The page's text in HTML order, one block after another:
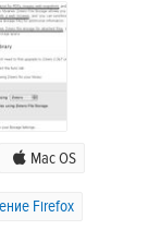
Mac OS
Firefox